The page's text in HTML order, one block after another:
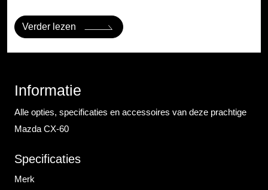
Verder lezen
Informatie
Alle opties, specificaties en accessoires van deze prachtige
Mazda CX-60
Specificaties
Merk